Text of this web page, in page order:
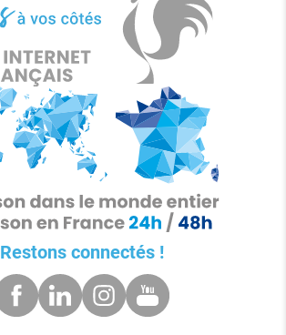
Restons connectés !